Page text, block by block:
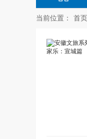
当前位置： 首页